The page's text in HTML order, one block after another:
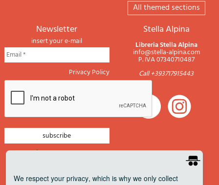
All themed sections
newsletter
insert your e-mail
Privacy Policy
Stella Alpina
Libreria Stella Alpina
info@stella-alpina.com
P. IVA 07340710487
Call +393717915443
We respect your privacy, which is why we only collect